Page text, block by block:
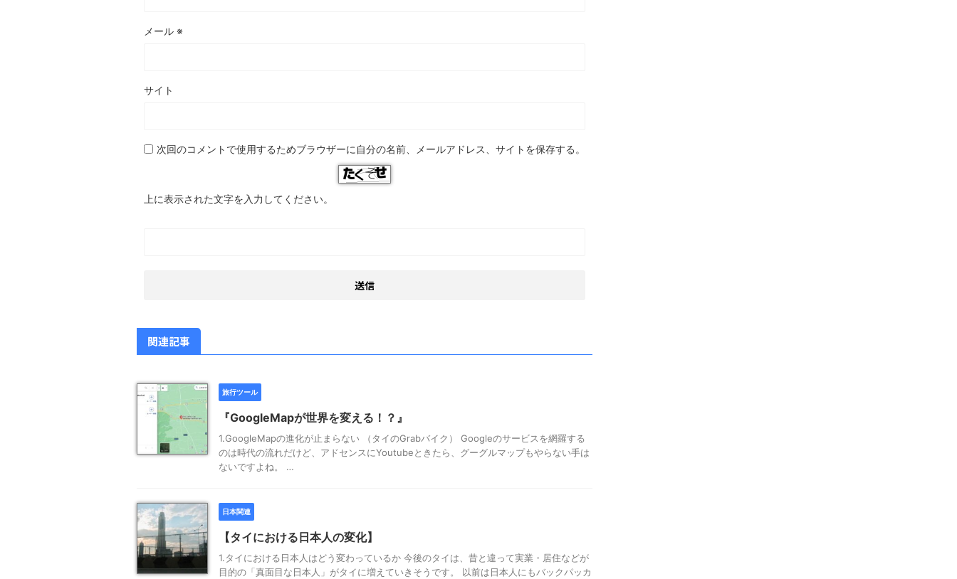
メール ※
サイト
次回のコメントで使用するためブラウザーに自分の名前、メールアドレス、サイトを保存する。
上に表示された文字を入力してください。
関連記事
旅行ツール
『GoogleMapが世界を変える！？』
1.GoogleMapの進化が止まらない （タイのGrabバイク） Googleのサービスを網羅する
のは時代の流れだけど、アドセンスにYoutubeときたら、グーグルマップもやらない手は
ないですよね。 …
日本関連
【タイにおける日本人の変化】
1.タイにおける日本人はどう変わっているか 今後のタイは、昔と違って実業・居住などが
目的の「真面目な日本人」がタイに増えていきそうです。 以前は日本人にもバックパッカ